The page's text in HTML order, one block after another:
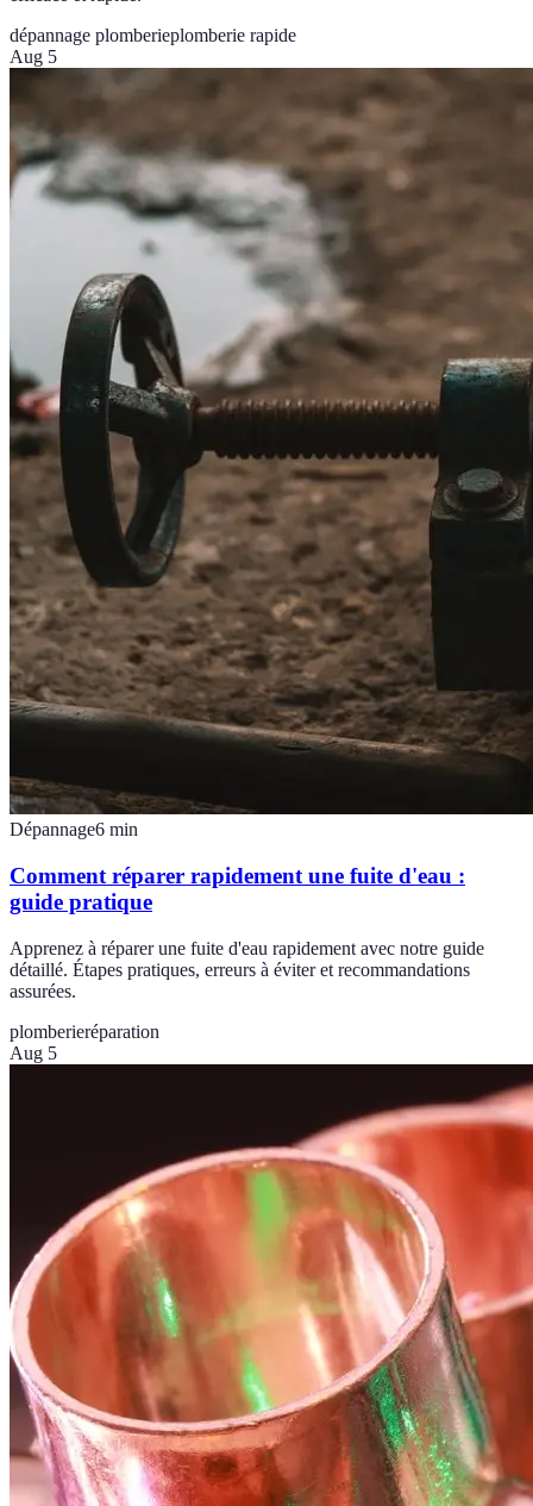
dépannage plomberieplomberie rapide
Aug 5
Dépannage6 min
Comment réparer rapidement une fuite d'eau :
guide pratique
Apprenez à réparer une fuite d'eau rapidement avec notre guide
détaillé. Étapes pratiques, erreurs à éviter et recommandations
assurées.
plomberieréparation
Aug 5